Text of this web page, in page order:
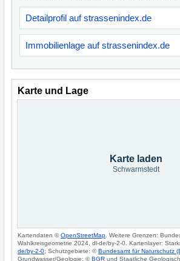
Detailprofil auf strassenindex.de
Immobilienlage auf strassenindex.de
Karte und Lage
Karte laden
Schwarmstedt
Kartendaten ©OpenStreetMap . Weitere Grenzen:
Wahlkreisgeometrie 2024, dl-de/by-2-0. Kartenlayer:
de/by-2-0; Schutzgebiete: ©Bundesamt für Naturschutz
Grundwasser/Geologie: ©BGR und Staatliche